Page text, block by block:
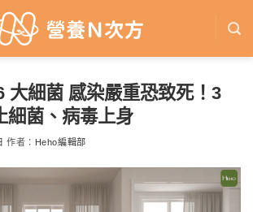
大細菌 感染嚴重恐致死！3
細菌、病毒上身
作者： Heho編輯部